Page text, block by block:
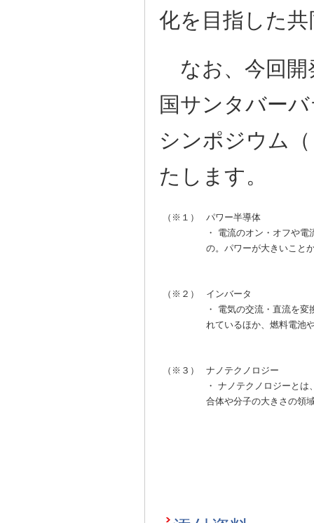
化を目指した
なお、今回開
国サンタバー
シンポジウム
たします。
（※１）
パワー半導体
・ 電流のオン・オフや
の。パワーが大きいこと
（※２）
インバータ
・ 電気の交流・直流を
れているほか、燃料電池
（※３）
ナノテクノロジー
・ ナノテクノロジーと
合体や分子の大きさの領